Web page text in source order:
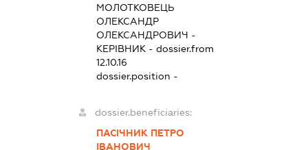
МОЛОТКОВЕЦЬ
ОЛЕКСАНДР
ОЛЕКСАНДРОВИЧ -
КЕРІВНИК - dossier.from
12.10.16
dossier.position -
dossier.beneficiaries:
ПАСІЧНИК ПЕТРО
ІВАНОВИЧ